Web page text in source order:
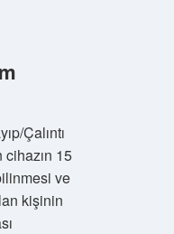
Çalıntı
15
ve
kişinin